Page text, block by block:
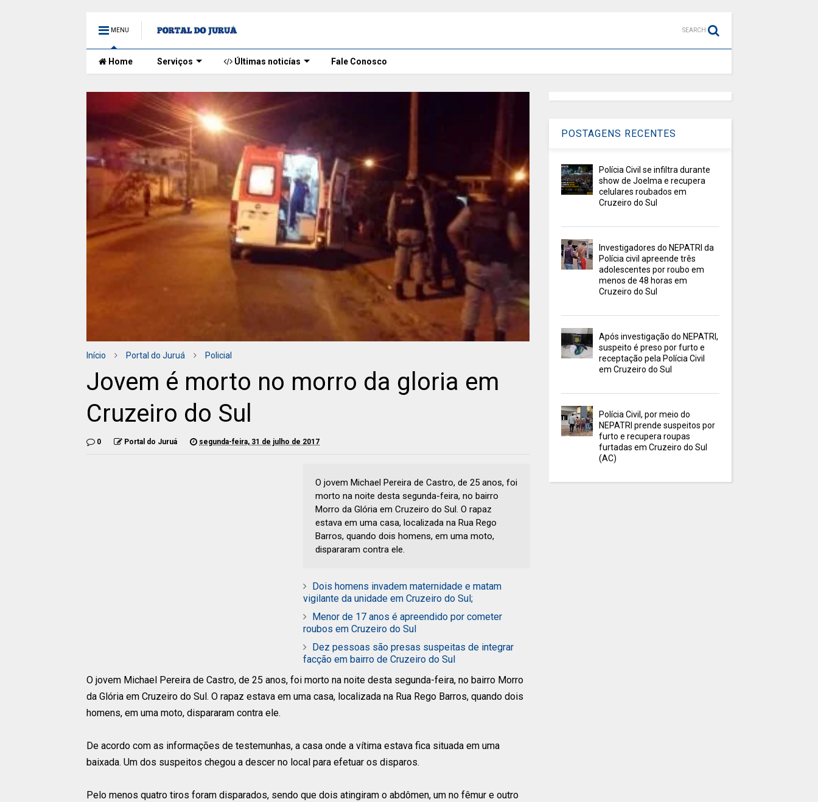
MENU SEARCH
Home Serviços Últimas noticías Fale Conosco
Início Portal do Juruá Policial
Jovem é morto no morro da gloria em
Cruzeiro do Sul
0 Portal do Juruá segunda-feira, 31 de julho de 2017
O jovem Michael Pereira de Castro, de 25 anos, foi
morto na noite desta segunda-feira, no bairro
Morro da Glória em Cruzeiro do Sul. O rapaz
estava em uma casa, localizada na Rua Rego
Barros, quando dois homens, em uma moto,
dispararam contra ele.
Dois homens invadem maternidade e matam
vigilante da unidade em Cruzeiro do Sul;
Menor de 17 anos é apreendido por cometer
roubos em Cruzeiro do Sul
Dez pessoas são presas suspeitas de integrar
facção em bairro de Cruzeiro do Sul
O jovem Michael Pereira de Castro, de 25 anos, foi morto na noite desta segunda-feira, no bairro Morro
da Glória em Cruzeiro do Sul. O rapaz estava em uma casa, localizada na Rua Rego Barros, quando dois
homens, em uma moto, dispararam contra ele.
De acordo com as informações de testemunhas, a casa onde a vítima estava fica situada em uma
baixada. Um dos suspeitos chegou a descer no local para efetuar os disparos.
Pelo menos quatro tiros foram disparados, sendo que dois atingiram o abdômen, um no fêmur e outro
POSTAGENS RECENTES
Polícia Civil se infiltra durante
show de Joelma e recupera
celulares roubados em
Cruzeiro do Sul
Investigadores do NEPATRI da
Polícia civil apreende três
adolescentes por roubo em
menos de 48 horas em
Cruzeiro do Sul
Após investigação do NEPATRI,
suspeito é preso por furto e
receptação pela Polícia Civil
em Cruzeiro do Sul
Polícia Civil, por meio do
NEPATRI prende suspeitos por
furto e recupera roupas
furtadas em Cruzeiro do Sul
(AC)